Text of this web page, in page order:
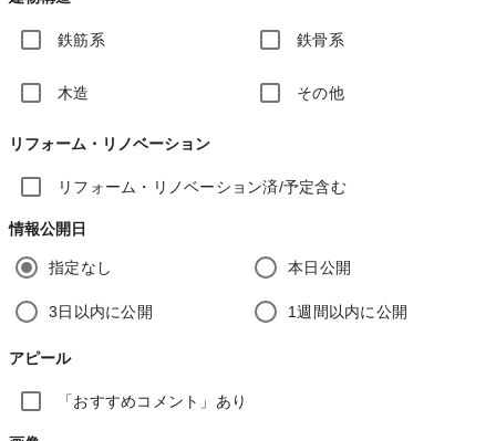
鉄筋系 鉄骨系
木造 その他
リフォーム・リノベーション
リフォーム・リノベーション済/予定含む
情報公開日
指定なし 本日公開
3日以内に公開 1週間以内に公開
アピール
「おすすめコメント」あり